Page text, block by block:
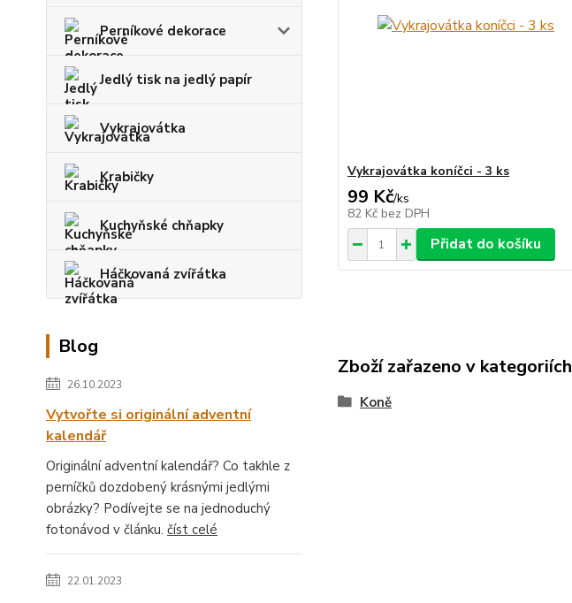
Perníkové dekorace
Jedlý tisk na jedlý papír
Vykrajovátka
Krabičky
Kuchyňské chňapky
Háčkovaná zvířátka
Blog
26.10.2023
Vytvořte si originální adventní
kalendář
Originální adventní kalendář? Co takhle z
perníčků dozdobený krásnými jedlými
obrázky? Podívejte se na jednoduchý
fotonávod v článku. číst celé
22.01.2023
Vykrajovátka koníčci - 3 ks
99 Kč/ks
82 Kč bez DPH
Přidat do košíku
Zboží zařazeno v kategoriích
Koně